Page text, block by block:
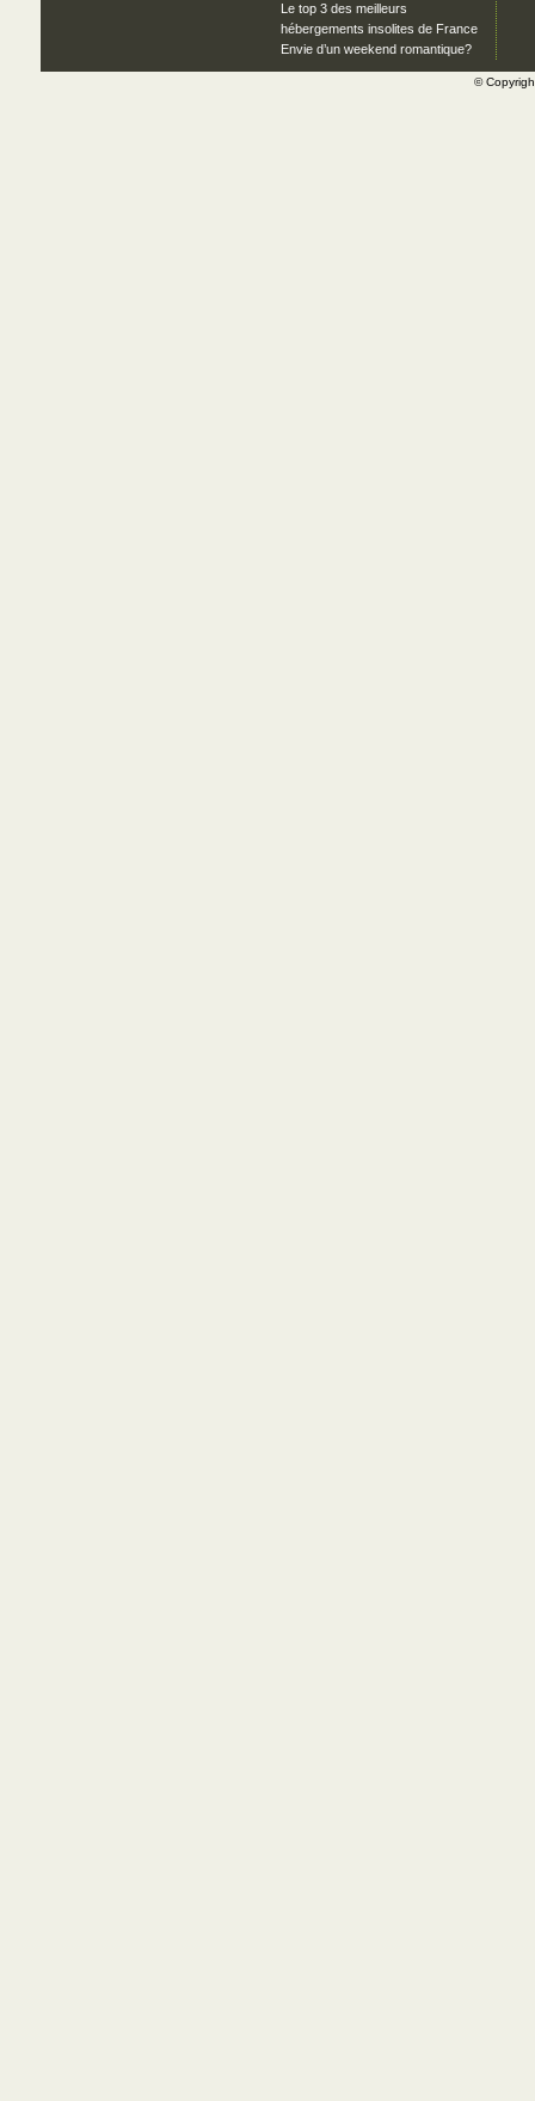
Le top 3 des meilleurs
hébergements insolites de France
Envie d’un weekend romantique?
©